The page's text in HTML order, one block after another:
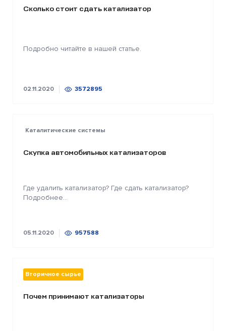
Сколько стоит сдать катализатор
Подробно читайте в нашей статье.
02.11.2020 3572895
Каталитические системы
Скупка автомобильных катализаторов
Где удалить катализатор? Где сдать катализатор?
Подробнее...
05.11.2020 957588
Вторичное сырье
Почем принимают катализаторы